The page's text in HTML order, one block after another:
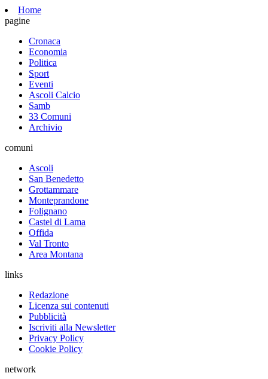
Home
pagine
Cronaca
Economia
Politica
Sport
Eventi
Ascoli Calcio
Samb
33 Comuni
Archivio
comuni
Ascoli
San Benedetto
Grottammare
Monteprandone
Folignano
Castel di Lama
Offida
Val Tronto
Area Montana
links
Redazione
Licenza sui contenuti
Pubblicità
Iscriviti alla Newsletter
Privacy Policy
Cookie Policy
network